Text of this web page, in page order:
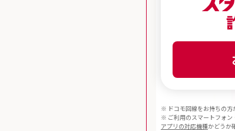
※ ドコモ回線をお持ちの方
※ ご利用のスマートフォン
アプリの対応機種かどうか